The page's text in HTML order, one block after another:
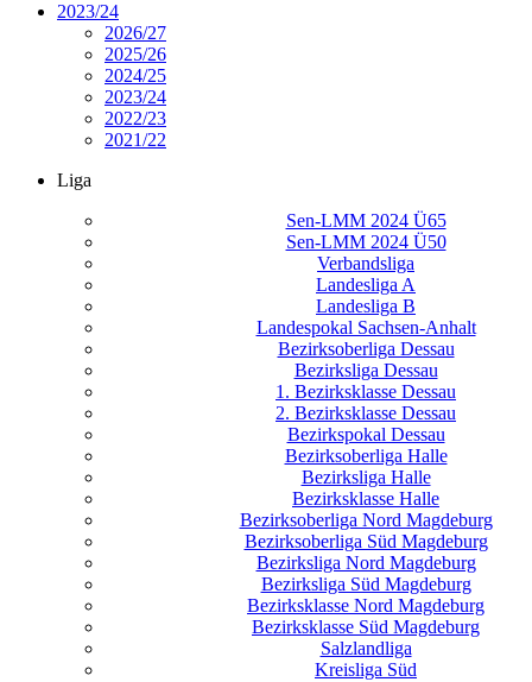
2023/24
2026/27
2025/26
2024/25
2023/24
2022/23
2021/22
Liga
Sen-LMM 2024 Ü65
Sen-LMM 2024 Ü50
Verbandsliga
Landesliga A
Landesliga B
Landespokal Sachsen-Anhalt
Bezirksoberliga Dessau
Bezirksliga Dessau
1. Bezirksklasse Dessau
2. Bezirksklasse Dessau
Bezirkspokal Dessau
Bezirksoberliga Halle
Bezirksliga Halle
Bezirksklasse Halle
Bezirksoberliga Nord Magdeburg
Bezirksoberliga Süd Magdeburg
Bezirksliga Nord Magdeburg
Bezirksliga Süd Magdeburg
Bezirksklasse Nord Magdeburg
Bezirksklasse Süd Magdeburg
Salzlandliga
Kreisliga Süd